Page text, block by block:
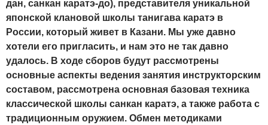
дан, санкан каратэ-до), представителя уникальной
японской клановой школы танигава каратэ в
России, который живет в Казани. Мы уже давно
хотели его пригласить, и нам это не так давно
удалось. В ходе сборов будут рассмотрены
основные аспекты ведения занятия инструкторским
составом, рассмотрена основная базовая техника
классической школы санкан каратэ, а также работа с
традиционным оружием. Обмен методиками